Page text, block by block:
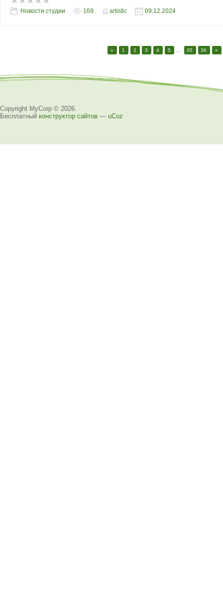
Новости студии 169 artistic 09.12.2024
« 1 2 3 4 5 ... 35 36 »
Copyright MyCorp © 2026
Бесплатный конструктор сайтов — uCoz